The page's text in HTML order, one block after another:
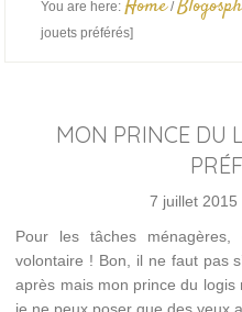
You are here: Home /
jouets préférés]
MON PRINCE DU
7 juillet 2015
Pour les tâches
volontaire ! Bon, il ne faut pas
après mais mon prince du logis